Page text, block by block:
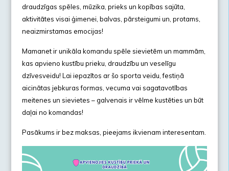
draudzīgas spēles, mūzika, prieks un kopības sajūta,
aktivitātes visai ģimenei, balvas, pārsteigumi un, protams,
neaizmirstamas emocijas!
Mamanet ir unikāla komandu spēle sievietēm un mammām,
kas apvieno kustību prieku, draudzību un veselīgu
dzīvesveidu! Lai iepazītos ar šo sporta veidu, festiņā
aicinātas jebkuras formas, vecuma vai sagatavotības
meitenes un sievietes – galvenais ir vēlme kustēties un būt
daļai no komandas!
Pasākums ir bez maksas, pieejams ikvienam interesentam.